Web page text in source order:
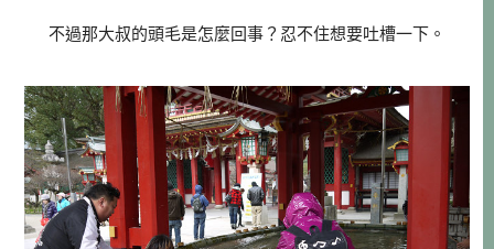
不過那大叔的頭毛是怎麼回事？忍不住想要吐槽一下。